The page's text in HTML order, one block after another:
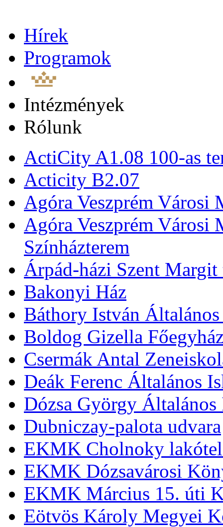
Hírek
Programok
Intézmények
Rólunk
ActiCity A1.08 100-as
Acticity B2.07
Agóra Veszprém Városi
Agóra Veszprém Városi
Színházterem
Árpád-házi Szent
Bakonyi Ház
Báthory István
Boldog Gizella
Csermák Antal
Deák Ferenc Általános
Dózsa György Általános
Dubniczay-palota udvara
EKMK Cholnoky
EKMK Dózsavárosi
EKMK Március 15. úti
Eötvös Károly Megyei